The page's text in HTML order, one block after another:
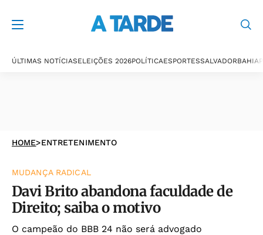
ÚLTIMAS NOTÍCIASELEIÇÕES 2026POLÍTICAESPORTESSALVADORBAHIA
HOME>ENTRETENIMENTO
MUDANÇA RADICAL
Davi Brito abandona faculdade de
Direito; saiba o motivo
O campeão do BBB 24 não será advogado